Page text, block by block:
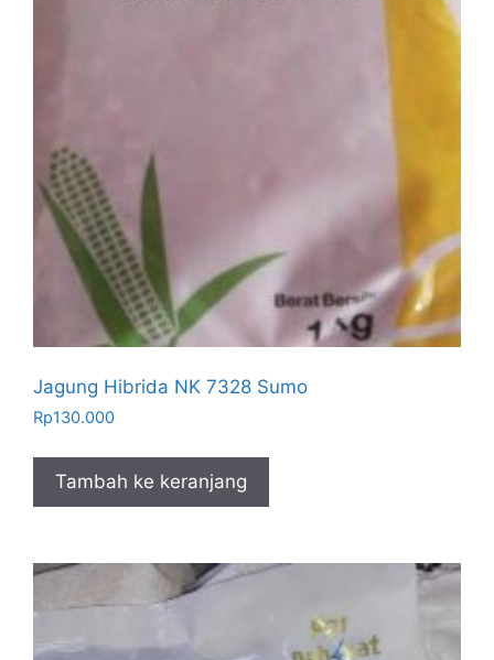
Jagung Hibrida NK 7328 Sumo
Rp130.000
Tambah ke keranjang